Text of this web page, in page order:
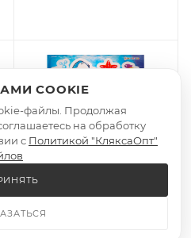
COOKIE
файлы. Продолжая
на обработку
с Политикой "КляксаОпт"